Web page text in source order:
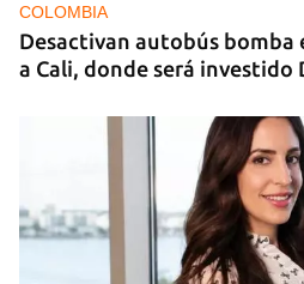
COLOMBIA
Desactivan autobús bomba
a Cali, donde será investido